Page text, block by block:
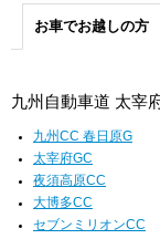
お車でお越しの方
九州自動車道 太宰
九州CC 春日原G
太宰府GC
夜須高原CC
大博多CC
セブンミリオンCC